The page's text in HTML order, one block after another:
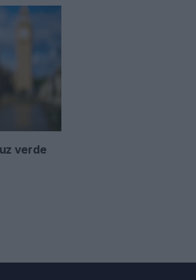
verde